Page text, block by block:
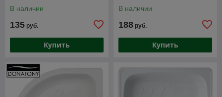
В наличии
135 руб.
Купить
В наличии
188 руб.
Купить